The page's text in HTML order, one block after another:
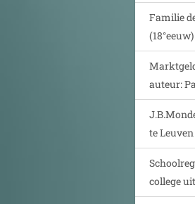
Familie
(18°eeuw)
auteur:
te Leuven
college